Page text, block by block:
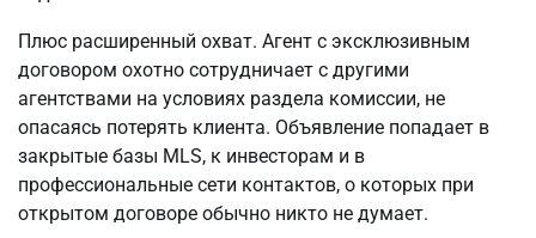
Плюс расширенный охват. Агент с эксклюзивным
договором охотно сотрудничает с другими
агентствами на условиях раздела комиссии, не
опасаясь потерять клиента. Объявление попадает в
закрытые базы MLS, к инвесторам и в
профессиональные сети контактов, о которых при
открытом договоре обычно никто не думает.